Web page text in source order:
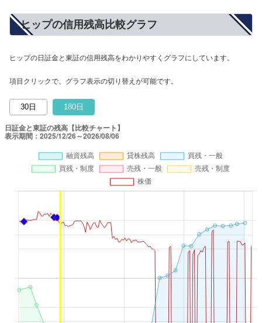
ヒップの信用残高比較グラフ
ヒップの日証金と東証の信用残高をわかりやすくグラフにしています。
項目クリックで、グラフ表示の切り替えが可能です。
30日 180日